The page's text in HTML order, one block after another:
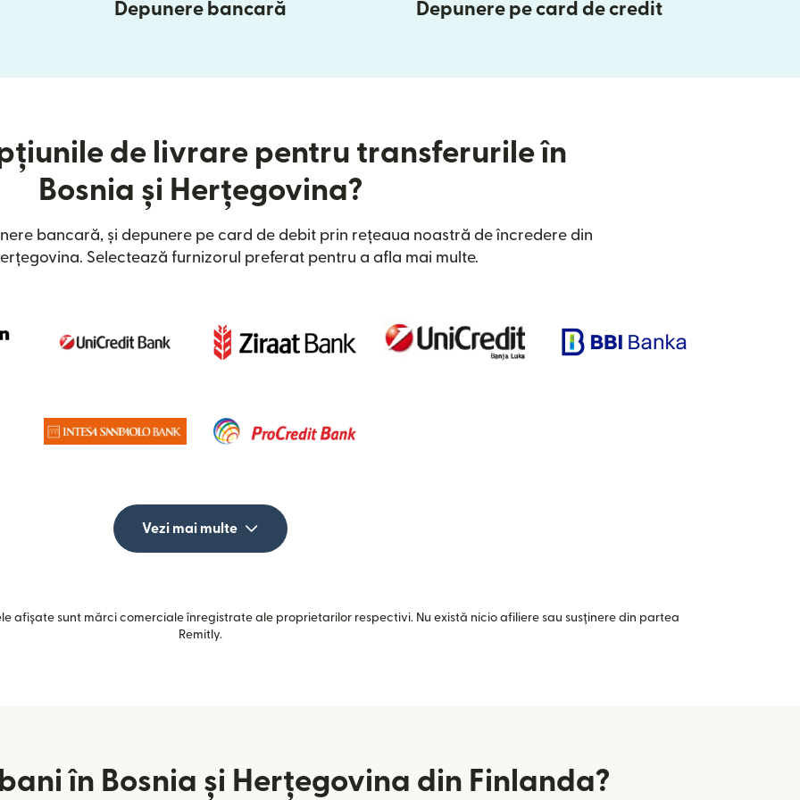
Depunere bancară Depunere pe card de credit
de livrare pentru transferurile în
Bosnia și Herțegovina?
bancară, și depunere pe card de debit prin rețeaua noastră de încredere din
Selectează furnizorul preferat pentru a afla mai multe.
Vezi mai multe
afișate sunt mărci comerciale înregistrate ale proprietarilor respectivi. Nu există nicio afiliere sau susținere din partea
Remitly.
în Bosnia și Herțegovina din Finlanda?